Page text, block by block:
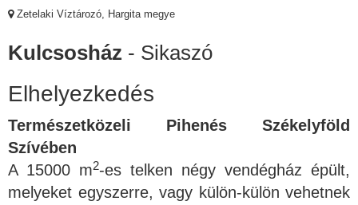
Zetelaki Víztározó, Hargita megye
Kulcsosház - Sikaszó
Elhelyezkedés
Természetközeli Pihenés Székelyföld
Szívében
A 15000 m2-es telken négy vendégház épült,
melyeket egyszerre, vagy külön-külön vehetnek